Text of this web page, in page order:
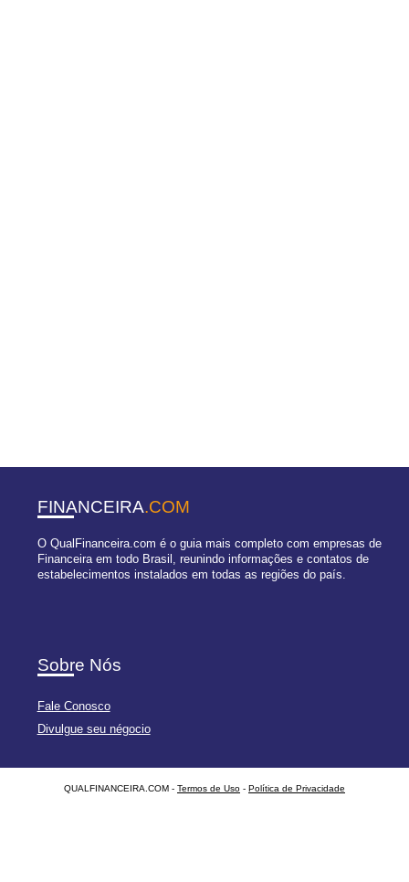
FINANCEIRA.COM
O QualFinanceira.com é o guia mais completo com empresas de
Financeira em todo Brasil, reunindo informações e contatos de
estabelecimentos instalados em todas as regiões do país.
Sobre Nós
Fale Conosco
Divulgue seu négocio
QUALFINANCEIRA.COM - Termos de Uso - Política de Privacidade